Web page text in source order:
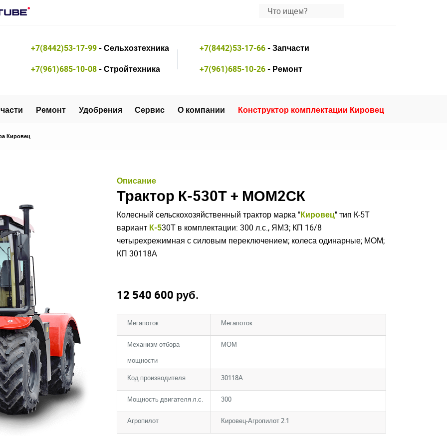
+7(8442)53-17-99- Сельхозтехника
+7(961)685-10-08- Стройтехника
+7(8442)53-17-66- Запчасти
+7(961)685-10-26- Ремонт
Ремонт Удобрения Сервис О компании Конструктор комплектации Кировец
Кировец
Описание
Трактор К-530Т + МОМ2СК
Колесный сельскохозяйственный трактор марка "Кировец" тип К-5Т
вариант К-530Т в комплектации: 300 л.с., ЯМЗ; КП 16/8
четырехрежимная с силовым переключением; колеса одинарные; МОМ;
КП 30118А
12 540 600 руб.
Мегапоток Мегапоток
Механизм отбора
мощности
МОМ
Код производителя 30118А
Мощность двигателя л.с. 300
Агропилот Кировец-Агропилот 2.1